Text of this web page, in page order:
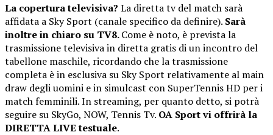
La copertura televisiva? La diretta tv del match sarà
affidata a Sky Sport (canale specifico da definire). Sarà
inoltre in chiaro su TV8.Come è noto, è prevista la
trasmissione televisiva in diretta gratis di un incontro del
tabellone maschile, ricordando che la trasmissione
completa è in esclusiva su Sky Sport relativamente al main
draw degli uomini e in simulcast con SuperTennis HD per i
match femminili. In streaming, per quanto detto, si potrà
seguire su SkyGo, NOW, Tennis Tv. OA Sport vi offrirà la
DIRETTA LIVE testuale.